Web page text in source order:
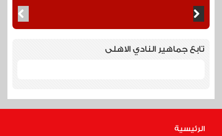
تابع جماهير النادي الاهلى
الرئيسية